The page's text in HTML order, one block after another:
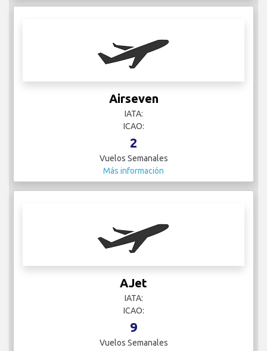
Airseven
IATA:
ICAO:
2
Vuelos Semanales
Más información
AJet
IATA:
ICAO:
9
Vuelos Semanales